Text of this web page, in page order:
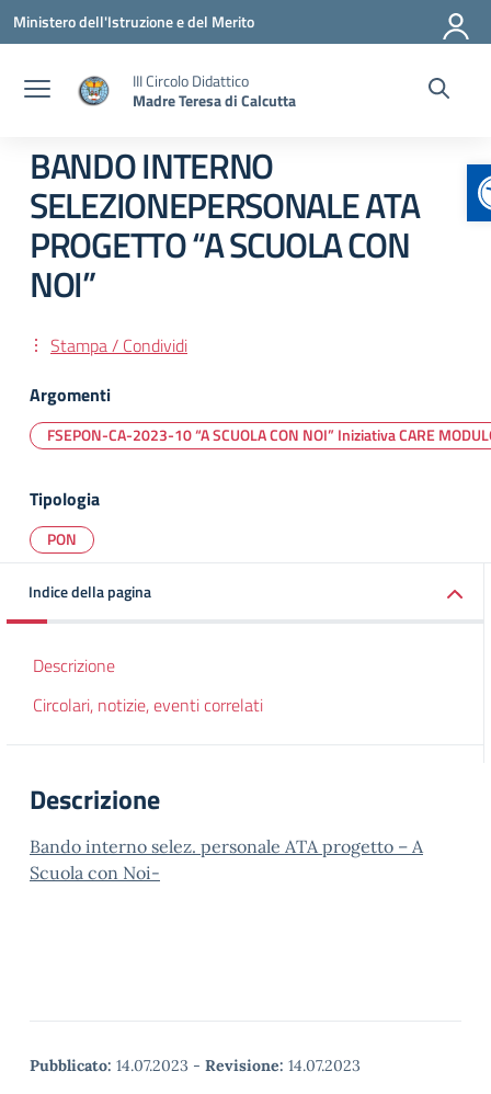
Vai ai contenuti
Vai al menu di navigazione
Vai al footer
Ministero dell'Istruzione e del Merito
III Circolo Didattico
Madre Teresa di Calcutta
BANDO INTERNO
SELEZIONEPERSONALE ATA
PROGETTO “A SCUOLA CON
NOI”
Stampa / Condividi
Argomenti
FSEPON-CA-2023-10 “A SCUOLA CON NOI” Iniziativa CARE
Tipologia
PON
Indice della pagina
Descrizione
Circolari, notizie, eventi correlati
Descrizione
Bando interno selez. personale ATA progetto – A
Scuola con Noi-
Pubblicato: 14.07.2023 - Revisione: 14.07.2023